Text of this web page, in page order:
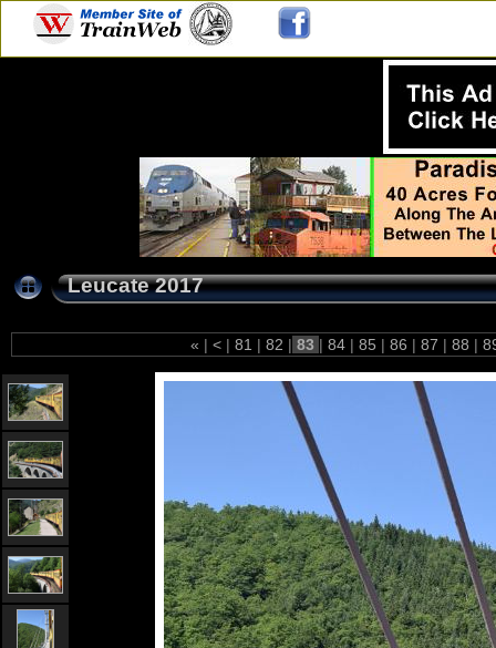
Leucate 2017
« | < | 81 | 82 | 83 | 84 | 85 | 86 | 87 | 88 |